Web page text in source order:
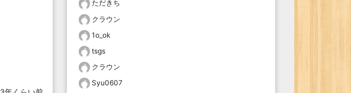
ただきち
クラウン
1o_ok
tsgs
クラウン
Syu0607